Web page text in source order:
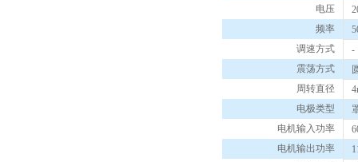
电压
频率
调速方式
-
震荡方式
周转直径
电极类型
电机输入功率
电机输出功率